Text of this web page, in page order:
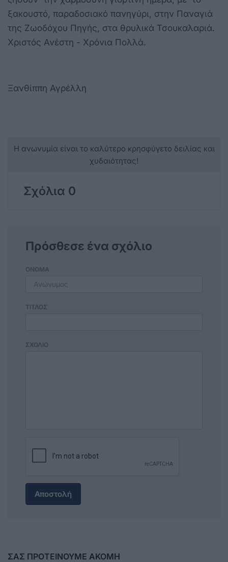
ξακουστό, παραδοσιακό πανηγύρι, στην Παναγιά
της Ζωοδόχου Πηγής, στα θρυλικά Τσουκαλαριά.
Χριστός Ανέστη - Χρόνια Πολλά.
Ξανθίππη Αγρέλλη
Η ανωνυμία είναι το καλύτερο κρησφύγετο δειλίας και
χυδαιότητας!
Σχόλια 0
Πρόσθεσε ένα σχόλιο
ΟΝΟΜΑ
ΤΙΤΛΟΣ
ΣΧΟΛΙΟ
Αποστολή
ΣΑΣ ΠΡΟΤΕΙΝΟΥΜΕ ΑΚΟΜΗ